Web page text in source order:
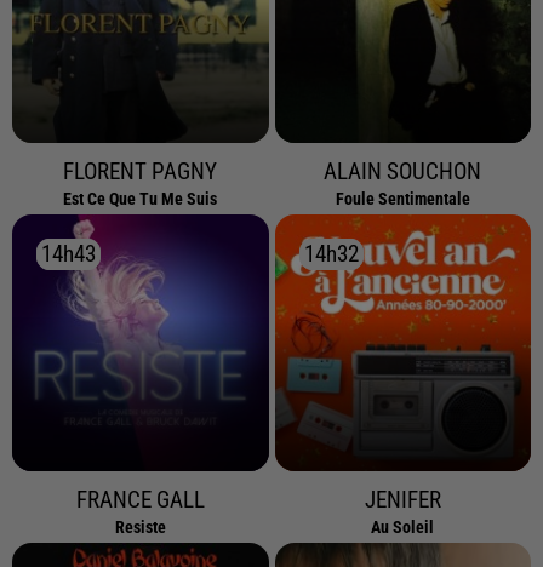
FLORENT PAGNY
Est Ce Que Tu Me Suis
ALAIN SOUCHON
Foule Sentimentale
14h43
14h43
FRANCE GALL
Resiste
14h32
14h32
JENIFER
Au Soleil